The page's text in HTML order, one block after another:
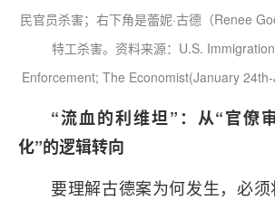
民官员杀害；右下角是蕾妮·古德（Renee
特工杀害。资料来源：U.S.
Enforcement; The Economist(January
“流血的利维坦”：从“官僚
化”的逻辑转向
要理解古德案为何发生，必